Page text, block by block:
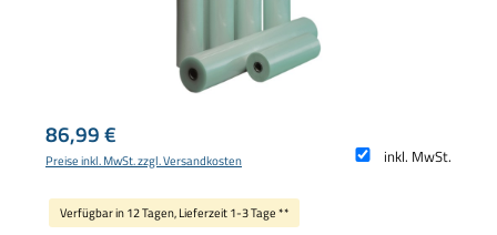
Regulärer Preis:
86,99 €
inkl. MwSt.
Preise inkl. MwSt. zzgl. Versandkosten
Verfügbar in 12 Tagen, Lieferzeit 1-3 Tage **